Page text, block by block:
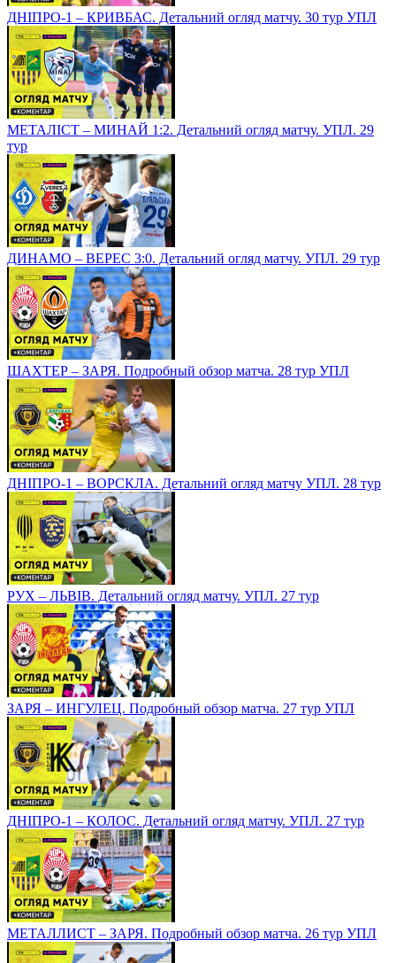
ДНІПРО-1 – КРИВБАС. Детальний огляд матчу. 30 тур УПЛ
МЕТАЛІСТ – МИНАЙ 1:2. Детальний огляд матчу. УПЛ. 29
тур
ДИНАМО – ВЕРЕС 3:0. Детальний огляд матчу. УПЛ. 29 тур
ШАХТЕР – ЗАРЯ. Подробный обзор матча. 28 тур УПЛ
ДНІПРО-1 – ВОРСКЛА. Детальний огляд матчу УПЛ. 28 тур
РУХ – ЛЬВІВ. Детальний огляд матчу. УПЛ. 27 тур
ЗАРЯ – ИНГУЛЕЦ. Подробный обзор матча. 27 тур УПЛ
ДНІПРО-1 – КОЛОС. Детальний огляд матчу. УПЛ. 27 тур
МЕТАЛЛИСТ – ЗАРЯ. Подробный обзор матча. 26 тур УПЛ